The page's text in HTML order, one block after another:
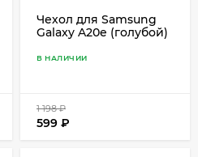
Чехол для Samsung
Galaxy A20e (голубой)
В НАЛИЧИИ
1 198₽
599 ₽